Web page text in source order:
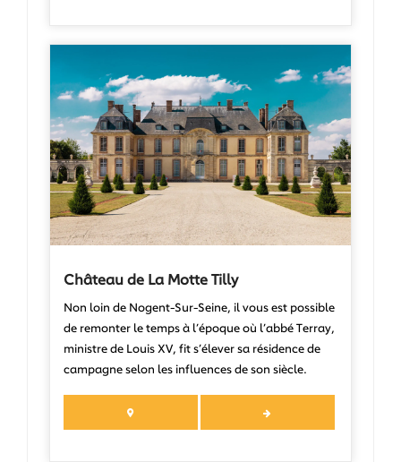
Château de La Motte Tilly
Non loin de Nogent-Sur-Seine, il vous est possible
de remonter le temps à l’époque où l’abbé Terray,
ministre de Louis XV, fit s’élever sa résidence de
campagne selon les influences de son siècle.